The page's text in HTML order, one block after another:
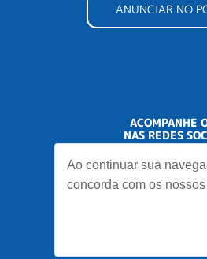
Ao continuar sua
concorda com os nossos
ANUNCIAR NO
ACOMPANHE
NAS REDES